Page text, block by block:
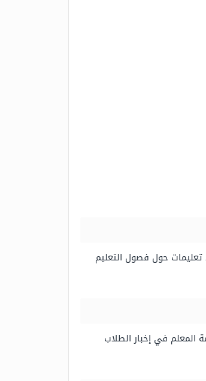
حول فصول التعليم
المعلم في إخبار الطلاب